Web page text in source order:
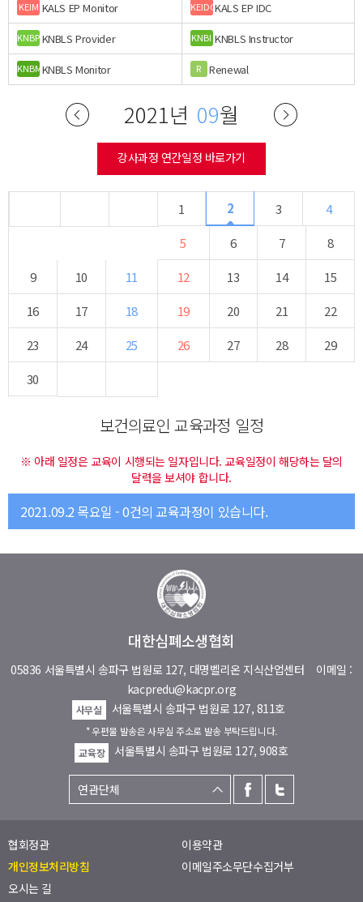
KEIM KALS EP Monitor KEIDCKALS EP IDC
KNBPKNBLS Provider KNBI KNBLS Instructor
KNBMKNBLS Monitor R Renewal
2021년 09월
강사과정 연간일정 바로가기
1 2 3
4
5
6 7
8
9
10 11 12 13 14
15
16
17 18 19 20 21
22
23
24 25 26 27 28
29
30
보건의료인 교육과정 일정
※ 아래 일정은 교육이 시행되는 일자입니다. 교육일정이 해당하는 달의
달력을 보셔야 합니다.
2021.09.2 목요일 - 0건의 교육과정이 있습니다.
대한심폐소생협회
05836 서울특별시 송파구 법원로 127, 대명벨리온 지식산업센터 이메일 :
kacpredu@kacpr.org
사무실 서울특별시 송파구 법원로 127, 811호
* 우편물 발송은 사무실 주소로 발송 부탁드립니다.
교육장
서울특별시 송파구 법원로 127, 908호
협회정관
이용약관
개인정보처리방침
이메일주소무단수집거부
오시는 길